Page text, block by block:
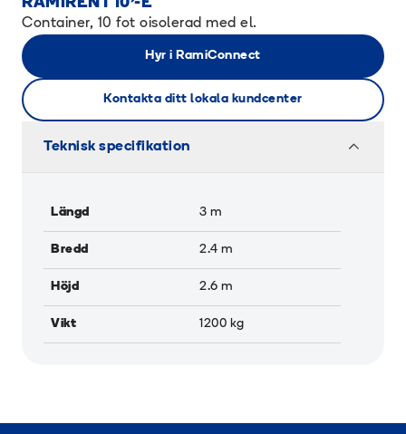
Container, 10 fot oisolerad med el.
Hyr i RamiConnect
Kontakta ditt lokala kundcenter
Teknisk specifikation
Längd 3 m
Bredd 2.4 m
Höjd 2.6 m
Vikt 1200 kg